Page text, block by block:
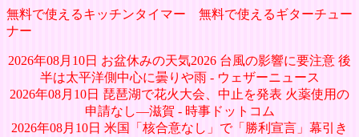
無料で使えるキッチンタイマー
無料で使えるギターチュー
ナー
2026年08月10日 お盆休みの天気2026 台風の影響に要注意 後
半は太平洋側中心に曇りや雨 - ウェザーニュース
2026年08月10日 琵琶湖で花火大会、中止を発表 火薬使用の
申請なし―滋賀 - 時事ドットコム
2026年08月10日 米国「核合意なし」で「勝利宣言」幕引き